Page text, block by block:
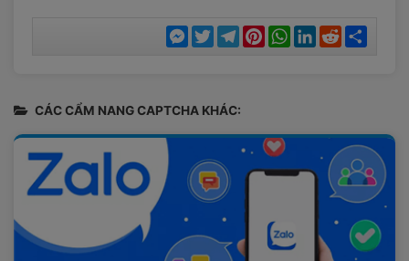
Messenger
TwitterTelegramPinterestWhatsAppLinkedInReddit
CÁC CẨM NANG CAPTCHA KHÁC: